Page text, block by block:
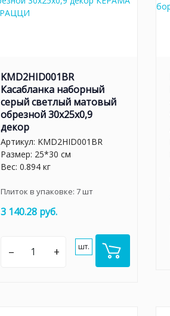
KMD2HID001BR
Касабланка наборный
серый светлый матовый
обрезной 30x25x0,9
декор
Артикул: KMD2HID001BR
Размер: 25*30 см
Вес: 0.894 кг
Плиток в упаковке: 7шт
3 140.28 руб.
– + шт.